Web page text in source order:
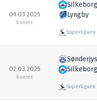
09.03.2025
koniec
Silkeborg
Lyngby
Superligaen
02.03.2025
koniec
Silkeborg
Superligaen